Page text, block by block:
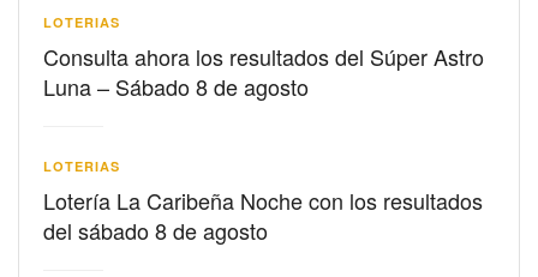
LOTERIAS
Consulta ahora los resultados del Súper Astro
Luna – Sábado 8 de agosto
LOTERIAS
Lotería La Caribeña Noche con los resultados
del sábado 8 de agosto